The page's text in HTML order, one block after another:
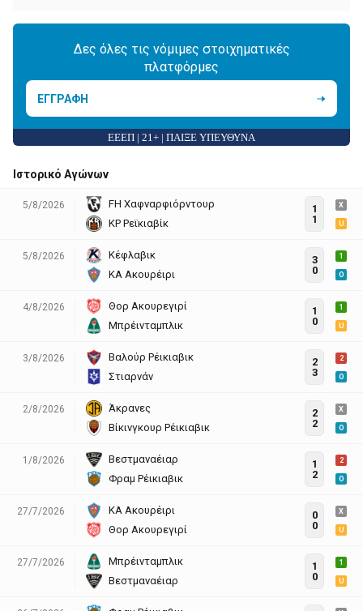
Δες όλες τις νόμιμες στοιχηματικές
πλατφόρμες
ΕΓΓΡΑΦΗ
ΕΕΕΠ | 21+ | ΠΑΙΞΕ ΥΠΕΥΘΥΝΑ
Ιστορικό Αγώνων
5/8/2026
FH Χαφναρφιόρντουρ
ΚΡ Ρεϊκιαβίκ
1
1
X
U
5/8/2026
Κέφλαβικ
ΚΑ Ακουρέιρι
3
0
1
O
4/8/2026
Θορ Ακουρεγιρί
Μπρέινταμπλικ
1
0
1
U
3/8/2026
Βαλούρ Ρέικιαβικ
Στιαρνάν
2
3
2
O
2/8/2026
Άκρανες
Βίκινγκουρ Ρέικιαβικ
2
2
X
O
1/8/2026
Βεστμαναέιαρ
Φραμ Ρέικιαβικ
1
2
2
O
27/7/2026
ΚΑ Ακουρέιρι
Θορ Ακουρεγιρί
0
0
X
U
27/7/2026
Μπρέινταμπλικ
Βεστμαναέιαρ
1
0
1
U